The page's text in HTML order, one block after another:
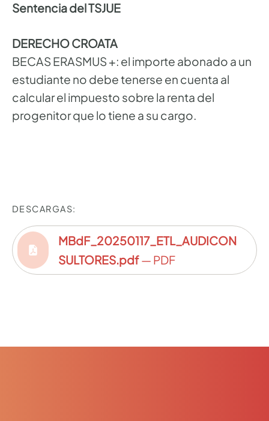
Sentencia del TSJUE
DERECHO CROATA
BECAS ERASMUS +: el importe abonado a un
estudiante no debe tenerse en cuenta al
calcular el impuesto sobre la renta del
progenitor que lo tiene a su cargo.
DESCARGAS:
MBdF_20250117_ETL_AUDICON
SULTORES.pdf— PDF